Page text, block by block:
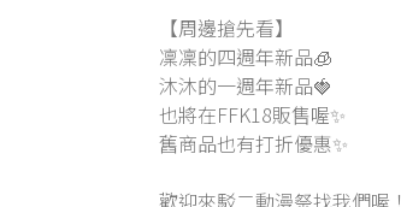
【周邊搶先看】
凜凜的四週年新品🧊
沐沐的一週年新品🍓
也將在FFK18販售喔✨
舊商品也有打折優惠✨
歡迎來駁二動漫祭找我們喔！